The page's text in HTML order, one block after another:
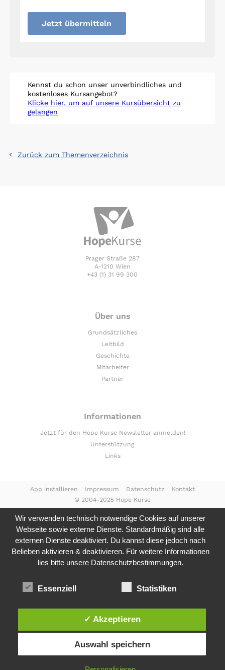
Jetzt übermitteln
Kennst du schon unser unverbindliches und
kostenloses Kursangebot?
Klicke hier, um auf unsere Kursübersicht zu
gelangen
Zurück zum Themenverzeichnis
Prager Straße 287
A-1210 Wien
+43 (1) 31 99 300
Über uns
Grundsätzliches
Leitbild
Geschichte
Mitarbeiter
Partner
Informationen
Jetzt für den Hope Kurse Newsletter anmelden!
Unterstützung
Links
© 2004-2025 Hope Kurse
App installieren Impressum Datenschutz Kontakt
Wir verwenden technisch notwendige Cookies auf unserer
Webseite sowie externe Dienste. Standardmäßig sind alle
externen Dienste deaktiviert. Du kannst diese jedoch nach
Belieben aktivieren & deaktivieren. Für weitere Informationen
lies bitte unsere Datenschutzbestimmungen.
Essenziell Statistiken
✓ Akzeptieren
Auswahl speichern